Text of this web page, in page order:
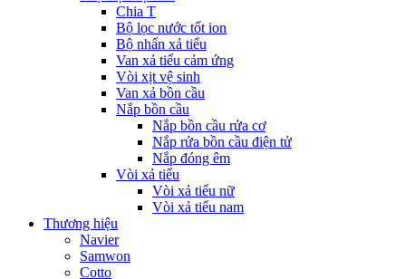
Chia T
Bộ lọc nước tốt ion
Bộ nhấn xả tiểu
Van xả tiểu cảm ứng
Vòi xịt vệ sinh
Van xả bồn cầu
Nắp bồn cầu
Nắp bồn cầu rửa cơ
Nắp rửa bồn cầu điện tử
Nắp đóng êm
Vòi xả tiểu
Vòi xả tiểu nữ
Vòi xả tiểu nam
Thương hiệu
Navier
Samwon
Cotto